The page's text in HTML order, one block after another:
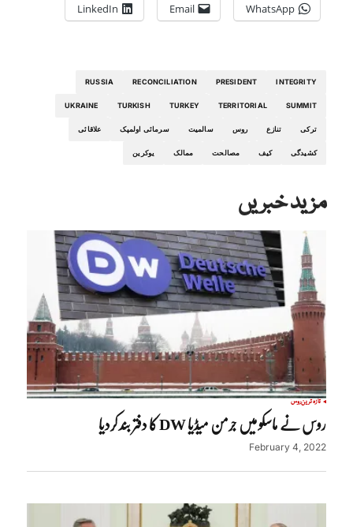
WhatsApp
Email
LinkedIn
INTEGRITY
PRESIDENT
RECONCILIATION
RUSSIA
SUMMIT
TERRITORIAL
TURKEY
TURKISH
UKRAINE
ترکی تنازع روس سالمیت سرمائی اولمپک علاقائی
کشیدگی کیف مصالحت ممالک یوکرین
مزید خبریں
تازہ ترینروس
روس نے ماسکو میں جرمن میڈیا DW کا دفتر بند کردیا
February 4, 2022